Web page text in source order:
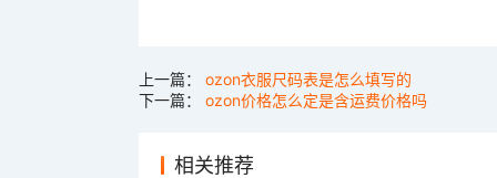
上一篇： ozon衣服尺码表是怎么填写的
下一篇： ozon价格怎么定是含运费价格吗
相关推荐